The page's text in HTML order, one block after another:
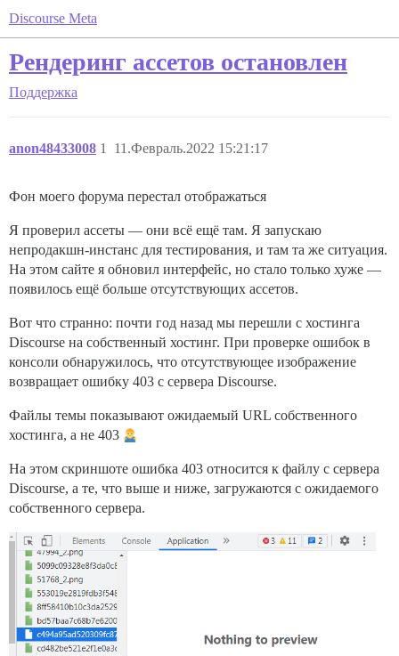
Discourse Meta
Рендеринг ассетов остановлен
Поддержка
anon48433008 11.Февраль.2022 15:21:17
1
Фон моего форума перестал отображаться
Я проверил ассеты — они всё ещё там. Я запускаю
непродакшн-инстанс для тестирования, и там та же ситуация.
На этом сайте я обновил интерфейс, но стало только хуже —
появилось ещё больше отсутствующих ассетов.
Вот что странно: почти год назад мы перешли с хостинга
Discourse на собственный хостинг. При проверке ошибок в
консоли обнаружилось, что отсутствующее изображение
возвращает ошибку 403 с сервера Discourse.
Файлы темы показывают ожидаемый URL собственного
хостинга, а не 403
На этом скриншоте ошибка 403 относится к файлу с сервера
Discourse, а те, что выше и ниже, загружаются с ожидаемого
собственного сервера.